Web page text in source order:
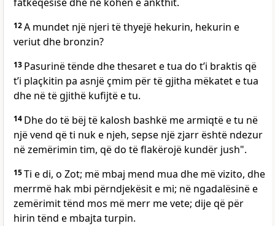
12A mundet një njeri të thyejë hekurin, hekurin e
veriut dhe bronzin?
13 Pasurinë tënde dhe thesaret e tua do t’i braktis që
t’i plaçkitin pa asnjë çmim për të gjitha mëkatet e tua
dhe në të gjithë kufijtë e tu.
14 Dhe do të bëj të kalosh bashkë me armiqtë e tu në
një vend që ti nuk e njeh, sepse një zjarr është ndezur
në zemërimin tim, që do të flakërojë kundër jush".
15Ti e di, o Zot; më mbaj mend mua dhe më vizito, dhe
merrmë hak mbi përndjekësit e mi; në ngadalësinë e
zemërimit tënd mos më merr me vete; dije që për
hirin tënd e mbajta turpin.